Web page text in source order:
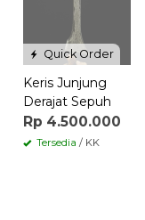
Quick Order
Keris Junjung
Derajat Sepuh
Rp 4.500.000
Tersedia / KK